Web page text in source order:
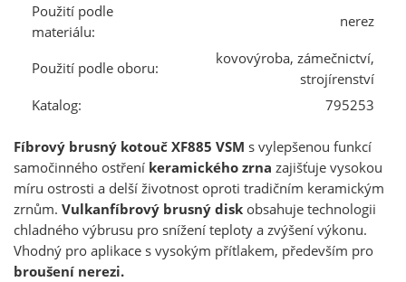
Použití podle
materiálu:
nerez
Použití podle oboru:
kovovýroba, zámečnictví,
strojírenství
Katalog:
795253
Fíbrový brusný kotouč XF885 VSM s vylepšenou funkcí
samočinného ostření keramického zrna zajišťuje vysokou
míru ostrosti a delší životnost oproti tradičním keramickým
zrnům. Vulkanfíbrový brusný disk obsahuje technologii
chladného výbrusu pro snížení teploty a zvýšení výkonu.
Vhodný pro aplikace s vysokým přítlakem, především pro
broušení nerezi.